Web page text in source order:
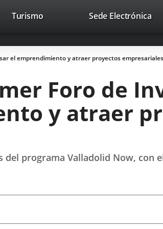
Trabaja con nosotros Contacto
TurismoEste
abrirá
en
ventana
nueva.
Sede Electrónica
el emprendimiento y atraer proyectos empresariales
Foro de
y atraer
programa Valladolid Now, con